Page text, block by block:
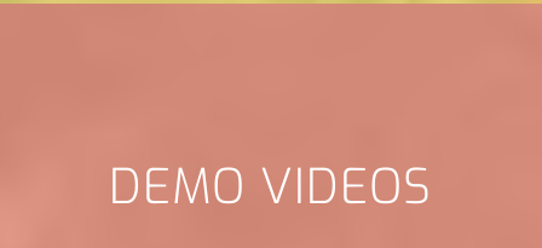
DEMO VIDEOS